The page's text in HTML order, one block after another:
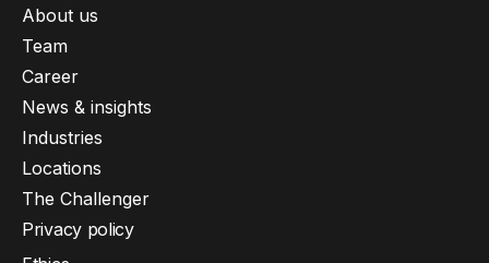
About us
Team
Career
News & insights
Industries
Locations
The Challenger
Privacy policy